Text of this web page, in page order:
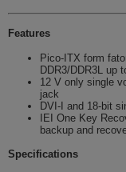
Features
Pico-ITX form
DDR3/DDR3L up
12 V only single
jack
DVI-I and 18-bit
IEI One Key
backup and
Specifications